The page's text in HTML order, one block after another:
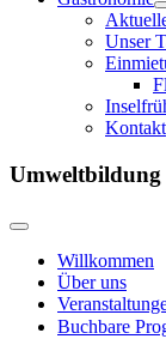
Unser
Kontakt
Umweltbildung
Willkommen
Über uns
Buchbare